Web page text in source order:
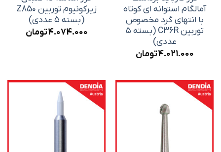
آمالگام استوانه ای کوتاه
با انتهای گرد مخصوص
توربین C36R (بسته ۵
عددی)
4.021.000تومان
زیرکونیوم توربین Z850
(بسته ۵ عددی)
4.074.000تومان